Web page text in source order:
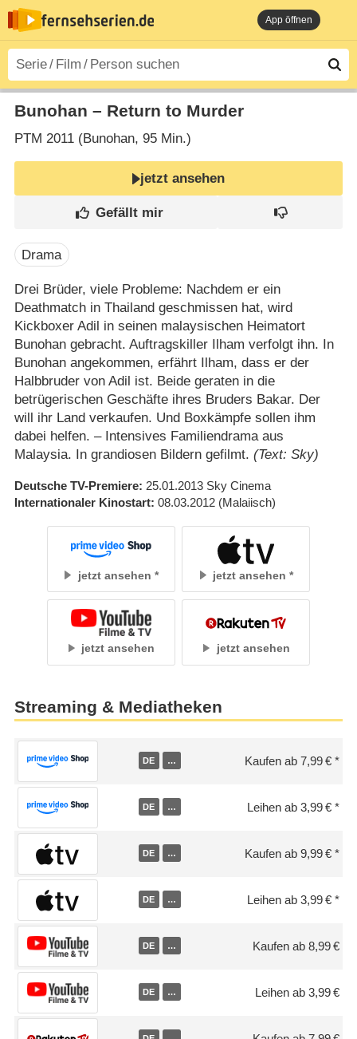
App öffnen
Bunohan – Return to Murder
PTM 2011 (Bunohan‎, 95 Min.)
jetzt ansehen
Drama
Drei Brüder, viele Probleme: Nachdem er ein
Deathmatch in Thailand geschmissen hat, wird
Kickboxer Adil in seinen malaysischen Heimatort
Bunohan gebracht. Auftragskiller Ilham verfolgt ihn. In
Bunohan angekommen, erfährt Ilham, dass er der
Halbbruder von Adil ist. Beide geraten in die
betrügerischen Geschäfte ihres Bruders Bakar. Der
will ihr Land verkaufen. Und Boxkämpfe sollen ihm
dabei helfen. – Intensives Familiendrama aus
Malaysia. In grandiosen Bildern gefilmt. (Text: Sky)
Deutsche TV-Premiere 25.01.2013 Sky Cinema
Internationaler Kinostart 08.03.2012 (Malaiisch)
jetzt ansehen jetzt ansehen
jetzt ansehen jetzt ansehen
Streaming & Mediatheken
DE … Kaufen ab 7,99 €
DE … Leihen ab 3,99 €
DE … Kaufen ab 9,99 €
DE … Leihen ab 3,99 €
DE … Kaufen ab 8,99 €
DE … Leihen ab 3,99 €